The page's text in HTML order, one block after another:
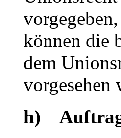
können die
dem
vorgesehen
h)